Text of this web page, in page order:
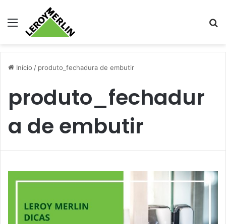
Menu
Início / produto_fechadura de embutir
produto_fechadur
a de embutir